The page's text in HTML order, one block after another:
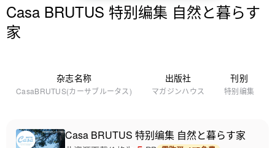
Casa BRUTUS 特别编集 自然と暮らす
家
杂志名称
CasaBRUTUS(カーサブルータス)
出版社
マガジンハウス
刊别
特别编集
Casa BRUTUS 特别编集 自然と暮らす家